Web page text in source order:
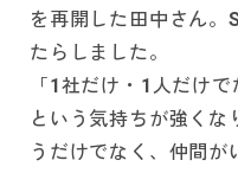
を再開した田中さん。
たらしました。
「1社だけ・1人だけ
という気持ちが強く
うだけでなく、仲間